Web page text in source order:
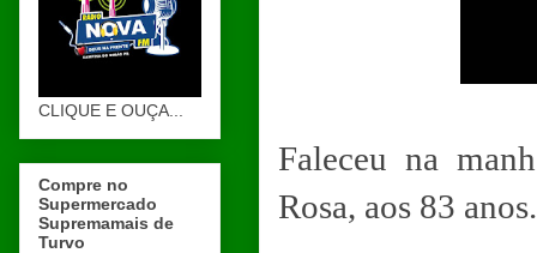
Faleceu na
Rosa, aos 83 anos.
CLIQUE E OUÇA...
Compre no
Supermercado
Supremamais de
Turvo